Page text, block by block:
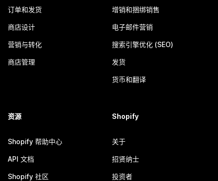
订单和发货
商店设计
营销与转化
商店管理
增销和捆绑销售
电子邮件营销
搜索引擎优化 (SEO)
发货
货币和翻译
资源
Shopify 帮助中心
API 文档
Shopify 社区
Shopify
关于
招贤纳士
投资者